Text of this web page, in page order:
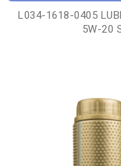
L034-1618-0405
5W-20